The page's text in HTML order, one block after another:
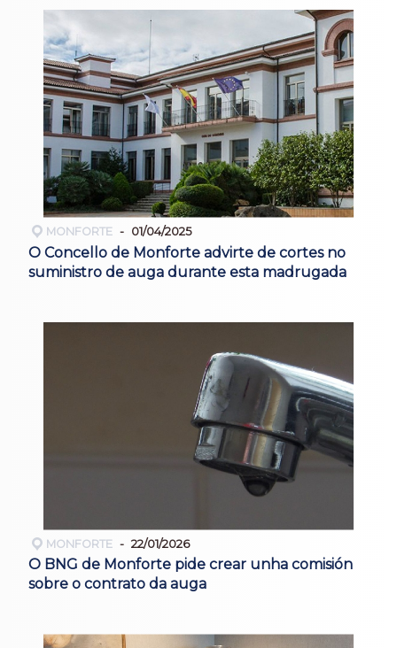
MONFORTE 01/04/2025
O Concello de Monforte advirte de cortes no
suministro de auga durante esta madrugada
MONFORTE 22/01/2026
O BNG de Monforte pide crear unha comisión
sobre o contrato da auga